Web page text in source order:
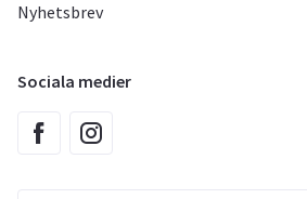
Nyhetsbrev
Sociala medier